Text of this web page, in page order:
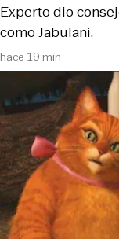
hace 19 min
Experto dio
como Jabulani.